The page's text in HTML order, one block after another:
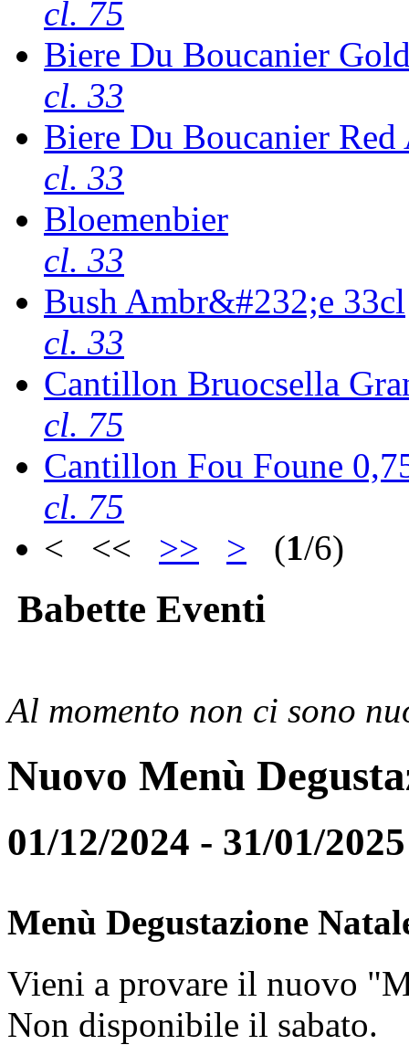
cl. 75
Biere Du Boucanier
cl. 33
Biere Du Boucanier Red
cl. 33
Bloemenbier
cl. 33
Bush Ambr&#232;e 33cl
cl. 33
Cantillon Bruocsella
cl. 75
Cantillon Fou Foune
cl. 75
< << >> > (1/6)
Babette Eventi
Al momento non ci sono
Nuovo Menù
01/12/2024 - 31/01/2025
Menù Degustazione
Vieni a provare il nuovo
Non disponibile il sabato.